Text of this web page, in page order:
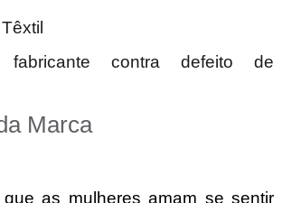
fabricante contra defeito de
Marca
as mulheres amam se sentir